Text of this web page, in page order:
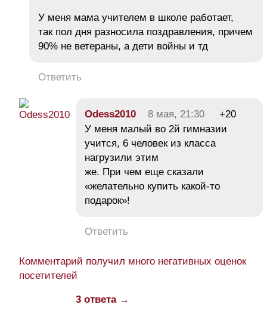
У меня мама учителем в школе работает,
так пол дня разносила поздравления, причем
90% не ветераны, а дети войны и тд
Ответить
Odess2010 8 мая, 21:30
+20
У меня малый во 2й гимназии
учится, 6 человек из класса
нагрузили этим
же. При чем еще сказали
«желательно купить какой-то
подарок»!
Ответить
Комментарий получил много негативных оценок
посетителей
3 ответа →